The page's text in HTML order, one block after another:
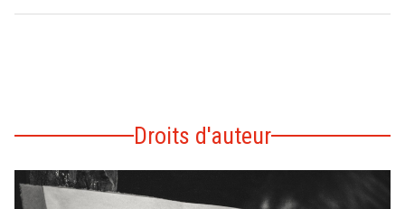
Droits d'auteur